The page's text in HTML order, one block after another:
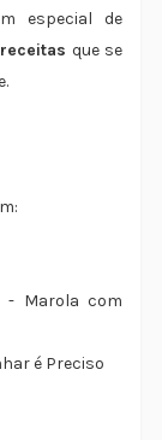
especial de
receitas que se
Marola com
é Preciso